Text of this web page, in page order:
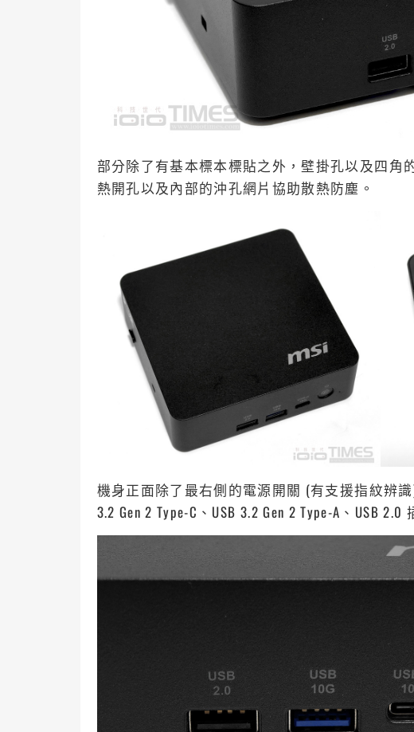
部分除了有基本標本標貼之外，壁掛孔以及四角
熱開孔以及內部的沖孔網片協助散熱防塵。
機身正面除了最右側的電源開關 (有支援指紋辨
3.2 Gen 2 Type-C、USB 3.2 Gen 2 Type-A、USB 2.0